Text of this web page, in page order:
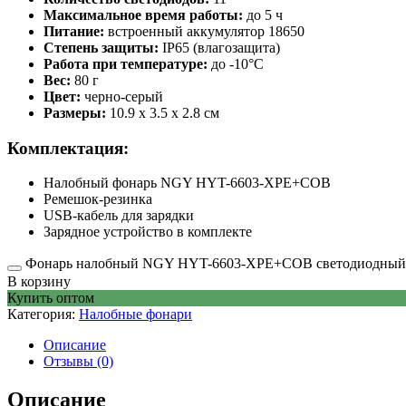
Максимальное время работы: до 5 ч
Питание: встроенный аккумулятор 18650
Степень защиты: IP65 (влагозащита)
Работа при температуре: до -10°C
Вес: 80 г
Цвет: черно-серый
Размеры: 10.9 x 3.5 x 2.8 см
Комплектация:
Налобный фонарь NGY HYT-6603-XPE+COB
Ремешок-резинка
USB-кабель для зарядки
Зарядное устройство в комплекте
Фонарь налобный NGY HYT-6603-XPE+COB
В корзину
Купить оптом
Категория: Налобные фонари
Описание
Отзывы (0)
Описание